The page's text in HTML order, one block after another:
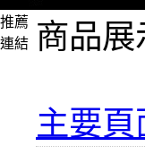
推薦
連結 商品展
主要頁